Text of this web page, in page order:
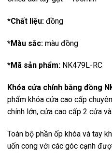
*Chất liệu: đồng
*Màu sắc: màu đồng
*Mã sản phẩm: NK479L-RC
Khóa cửa chính bằng đồng
phẩm khóa cửa cao cấp
chính lớn, cửa cao cấp 2 cửa
Toàn bộ phần ốp khóa và tay
uốn cong với các góc cạnh